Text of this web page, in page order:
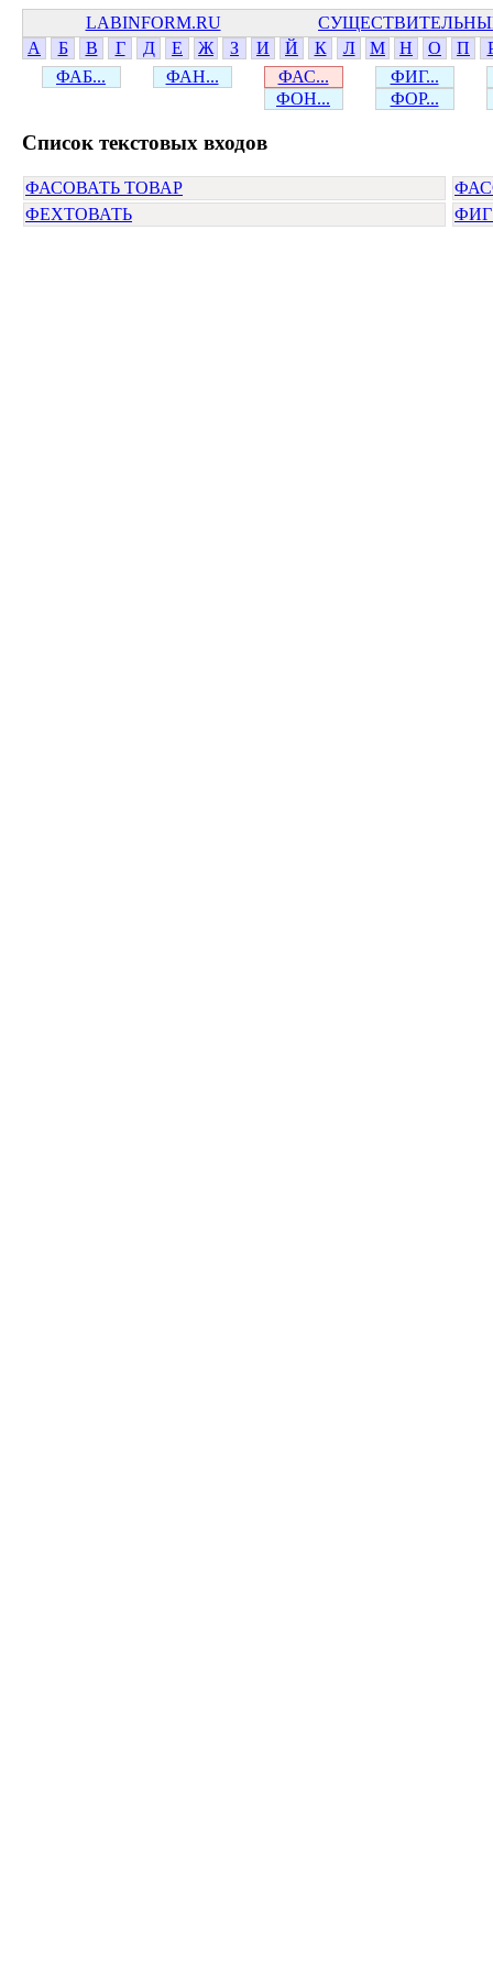
LABINFORM.RU
А
Б В Г Д Е Ж З И Й К Л М Н О П
ФАБ...
ФАН... ФАС...
ФИГ...
ФОН...
ФОР...
Cписок текстовых входов
ФАСОВАТЬ ТОВАР
ФЕХТОВАТЬ
ФИГ